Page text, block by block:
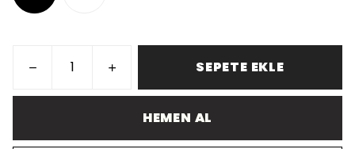
SEPETE EKLE
HEMEN AL